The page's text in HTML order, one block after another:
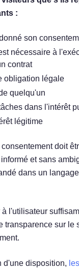
:
son
nécessaire à
contrat
obligation légale
quelqu'un
dans l'intérêt
légitime
doit
et sans
dans un
l'utilisateur
transparence sur le
d'une disposition,